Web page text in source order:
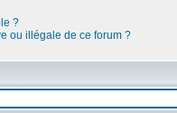
?
ou illégale de ce forum ?